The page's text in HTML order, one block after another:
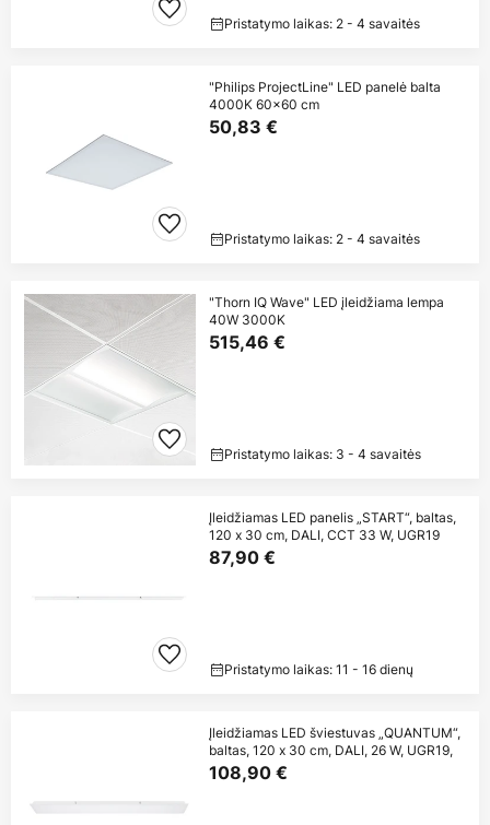
Pristatymo laikas: 2 - 4 savaitės
"Philips ProjectLine" LED panelė balta
4000K 60x60 cm
50,83 €
Pristatymo laikas: 2 - 4 savaitės
"Thorn IQ Wave" LED įleidžiama lempa
40W 3000K
515,46 €
Pristatymo laikas: 3 - 4 savaitės
Įleidžiamas LED panelis „START“, baltas,
120 x 30 cm, DALI, CCT 33 W, UGR19
87,90 €
Pristatymo laikas: 11 - 16 dienų
Įleidžiamas LED šviestuvas „QUANTUM“,
baltas, 120 x 30 cm, DALI, 26 W, UGR19,
108,90 €